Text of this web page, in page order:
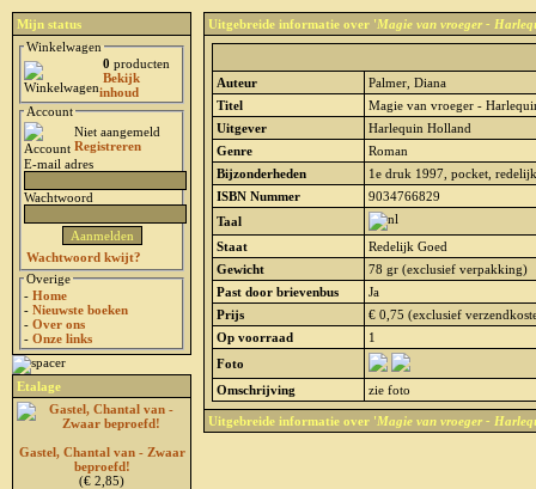
Mijn status
Winkelwagen
0 producten
Bekijk
inhoud
Account
Niet aangemeld
Registreren
E-mail adres
Wachtwoord
Wachtwoord kwijt?
Overige
- Home
- Nieuwste boeken
- Over ons
- Onze links
Etalage
Gastel, Chantal van - Zwaar
beproefd!
(€ 2,85)
Uitgebreide informatie over 'Magie van vroeger -
Auteur
Palmer, Diana
Titel
Magie van vroeger -
Uitgever
Harlequin Holland
Genre
Roman
Bijzonderheden
1e druk 1997, pocket,
ISBN Nummer
9034766829
Taal
Staat
Redelijk Goed
Gewicht
78 gr (exclusief verpakking)
Past door brievenbus
Ja
Prijs
€ 0,75 (exclusief
Op voorraad
1
Foto
Omschrijving
zie foto
Uitgebreide informatie over 'Magie van vroeger -